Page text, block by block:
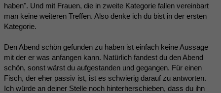
haben". Und mit Frauen, die in zweite Kategorie fallen vereinbart
man keine weiteren Treffen. Also denke ich du bist in der ersten
Kategorie.
Den Abend schön gefunden zu haben ist einfach keine Aussage
mit der er was anfangen kann. Natürlich fandest du den Abend
schön, sonst wärst du aufgestanden und gegangen. Für einen
Fisch, der eher passiv ist, ist es schwierig darauf zu antworten.
Ich würde an deiner Stelle noch hinterherschieben, dass du ihn